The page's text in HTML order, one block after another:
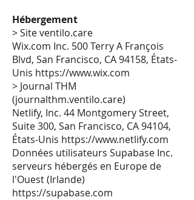
Hébergement
> Site ventilo.care
Wix.com Inc. 500 Terry A François
Blvd, San Francisco, CA 94158, États-
Unis https://www.wix.com
> Journal THM
(journalthm.ventilo.care)
Netlify, Inc. 44 Montgomery Street,
Suite 300, San Francisco, CA 94104,
États-Unis https://www.netlify.com
Données utilisateurs Supabase Inc.
serveurs hébergés en Europe de
l'Ouest (Irlande)
https://supabase.com